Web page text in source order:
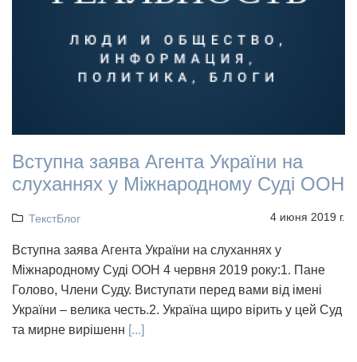
Вступна заява Агента України на
слуханнях у Міжнародному Суді ООН
ТекстБлог 4 июня 2019 г.
Вступна заява Агента України на слуханнях у
Міжнародному Суді ООН 4 червня 2019 року:1. Пане
Голово, Члени Суду. Виступати перед вами від імені
України – велика честь.2. Україна щиро вірить у цей Суд
та мирне вирішенн [...]